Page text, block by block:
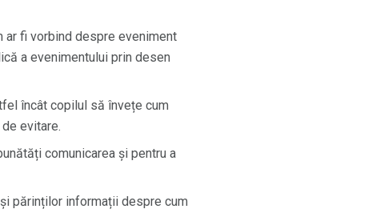
ar fi vorbind despre eveniment
a evenimentului prin desen
încât copilul să învețe cum
evitare.
comunicarea și pentru a
părinților informații despre cum